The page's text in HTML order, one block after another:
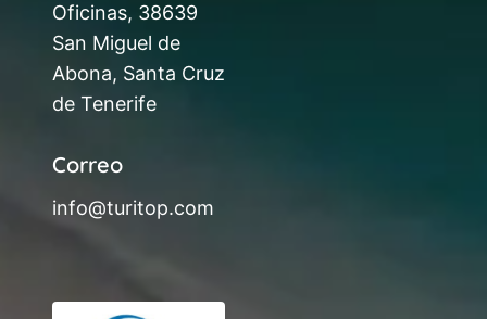
Oficinas, 38639
San Miguel de
Abona, Santa Cruz
de Tenerife
Correo
info@turitop.com